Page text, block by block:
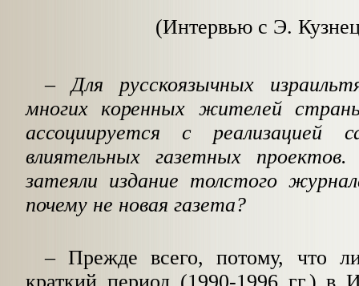
(Интервью с Э.
– Для русскоязычных
многих коренных жителей
ассоциируется с
влиятельных газетных
затеяли издание толстого
почему не новая газета?
– Прежде всего, потому, что